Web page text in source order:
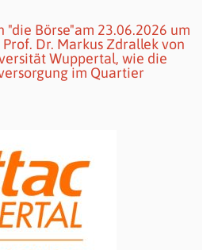
"die Börse"am 23.06.2026 um
Dr. Markus Zdrallek von
Wuppertal, wie die
im Quartier